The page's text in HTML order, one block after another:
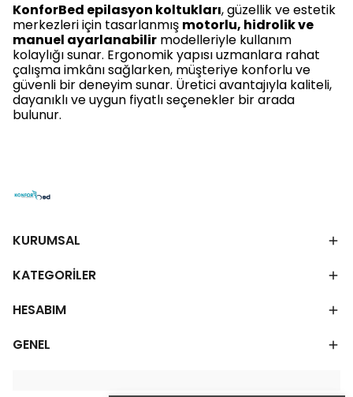
KonforBed epilasyon koltukları, güzellik ve estetik
merkezleri için tasarlanmış motorlu, hidrolik ve
manuel ayarlanabilir modelleriyle kullanım
kolaylığı sunar. Ergonomik yapısı uzmanlara rahat
çalışma imkânı sağlarken, müşteriye konforlu ve
güvenli bir deneyim sunar. Üretici avantajıyla kaliteli,
dayanıklı ve uygun fiyatlı seçenekler bir arada
bulunur.
KURUMSAL
KATEGORİLER
HESABIM
GENEL